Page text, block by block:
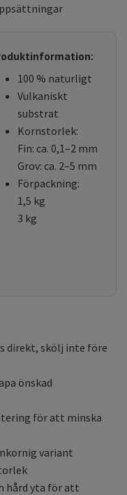
100 % naturligt
Vulkaniskt
substrat
Kornstorlek:
Fin: ca. 0,1–2 mm
Grov: ca. 2–5 mm
Förpackning:
1,5 kg
3 kg
direkt, skölj inte före
önskad
för att minska
variant
hård yta för att